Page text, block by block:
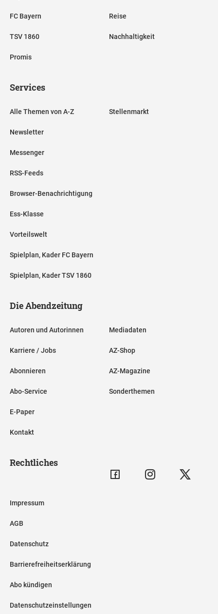
FC Bayern
TSV 1860
Promis
Reise
Nachhaltigkeit
Services
Alle Themen von A-Z
Newsletter
Messenger
RSS-Feeds
Browser-Benachrichtigung
Ess-Klasse
Vorteilswelt
Spielplan, Kader FC Bayern
Spielplan, Kader TSV 1860
Stellenmarkt
Die Abendzeitung
Autoren und Autorinnen
Karriere / Jobs
Abonnieren
Abo-Service
E-Paper
Kontakt
Mediadaten
AZ-Shop
AZ-Magazine
Sonderthemen
Rechtliches
Impressum
AGB
Datenschutz
Barrierefreiheitserklärung
Abo kündigen
Datenschutzeinstellungen